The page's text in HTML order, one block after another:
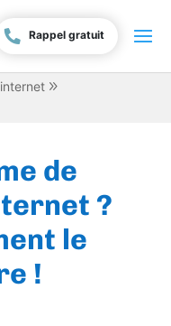
Rappel gratuit
de
?
le
!